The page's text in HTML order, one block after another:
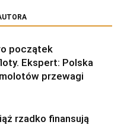
początek
Ekspert: Polska
przewagi
rzadko finansują